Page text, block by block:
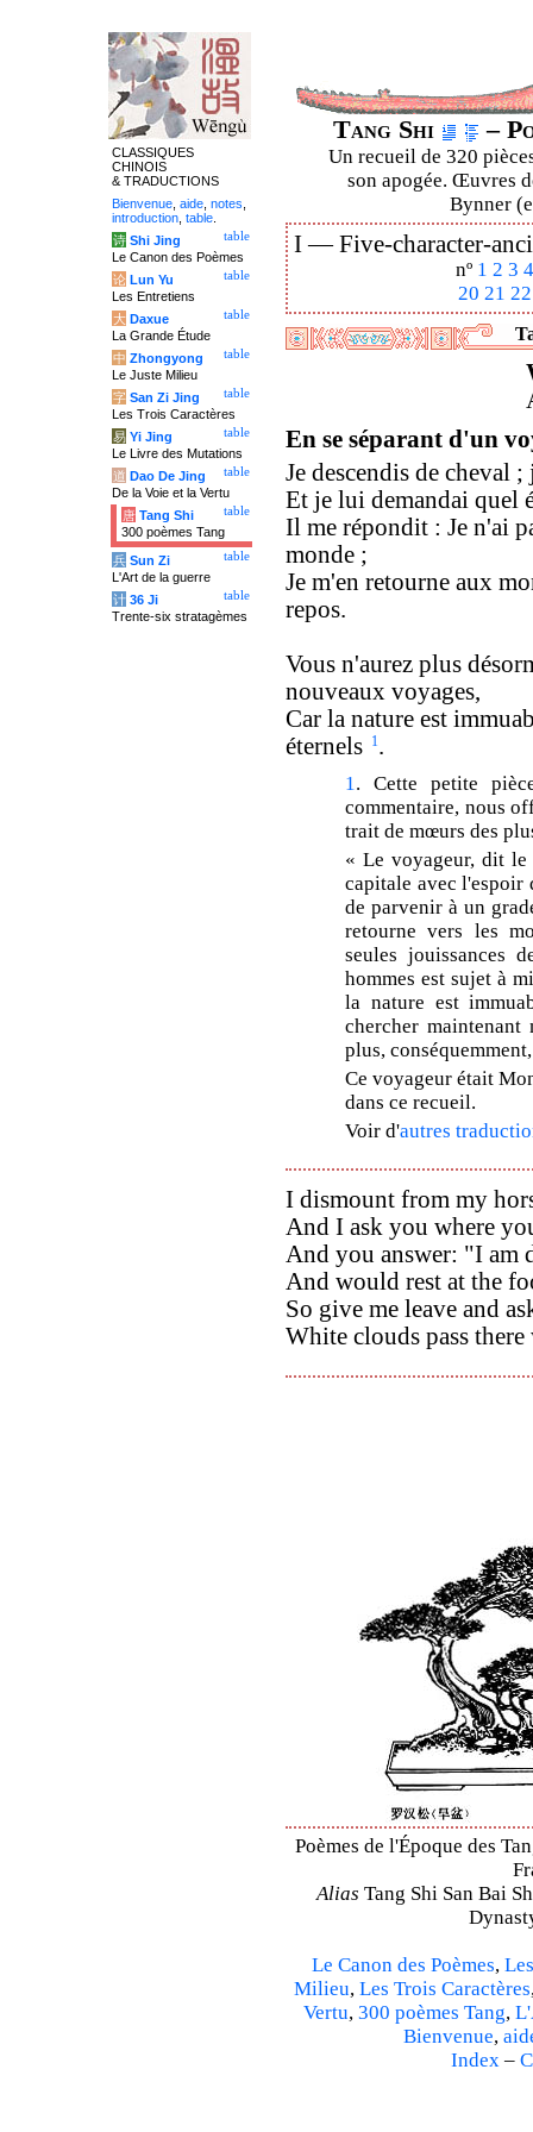
Tang Shi –
Un recueil de 320
son apogée. Œuvres
Bynner
I —Five-character-
nº 1 2 3 4
20 21 22
En se séparant d'un
Je descendis de cheval
Et je lui demandai quel
Il me répondit : Je n'ai
monde ;
Je m'en retourne aux
repos.
Vous n'aurez plus
nouveaux voyages,
Car la nature est
éternels 1.
1. Cette petite
commentaire, nous
trait de mœurs des
« Le voyageur, dit le
capitale avec l'espoir
de parvenir à un
retourne vers les
seules jouissances
hommes est sujet à
la nature est
chercher
plus,
Ce voyageur était
dans ce recueil.
Voir d'autres
I dismount from my
And I ask you where
And you answer: "I am
And would rest at the
So give me leave and
White clouds pass
Poèmes de l'Époque des
Alias Tang Shi San Bai
Le Canon des Poèmes,
Milieu, Les Trois Caractères
Vertu, 300 poèmes Tang,
Bienvenue,
Index –
CLASSIQUES
CHINOIS
& TRADUCTIONS
Bienvenue aide notes
introduction table
table
诗 Shi Jing
Le Canon des Poèmes
table
论 Lun Yu
Les Entretiens
table
大 Daxue
La Grande Étude
table
中 Zhongyong
Le Juste Milieu
table
字 San Zi Jing
Les Trois Caractères
table
易 Yi Jing
Le Livre des Mutations
table
道 Dao De Jing
De la Voie et la Vertu
table
唐 Tang Shi
300 poèmes Tang
table
兵 Sun Zi
L'Art de la guerre
table
计 36 Ji
Trente-six stratagèmes